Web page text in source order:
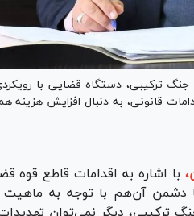
ترکیبی، دستگاه قضایی با رویکردی
قانونی، به دنبال افزایش هزینه
با اشاره به اقدامات قاطع قوه
دشمن آن‌هم با توجه به
ترکیبی، دیگر نمی‌توان